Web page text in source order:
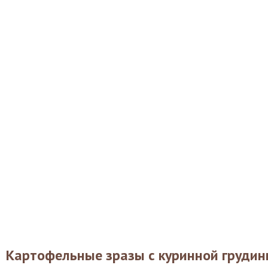
Картофельные зразы с куринной